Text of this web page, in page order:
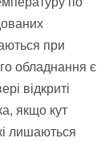
при
обладнання є
відкриті
якщо кут
лишаються